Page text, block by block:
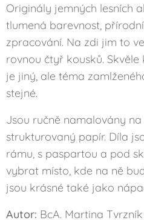
Originály jemných lesních
tlumená barevnost,
zpracování. Na zdi jim to
rovnou čtyř kousků.
je jiný, ale téma
stejné.
Jsou ručně namalovány
strukturovaný papír. Díla
rámu, s paspartou a pod
vybrat místo, kde na ně
jsou krásné také jako
Autor: BcA. Martina